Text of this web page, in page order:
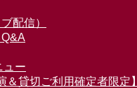
配信）
ュー
＆貸切ご利用確定者限定】